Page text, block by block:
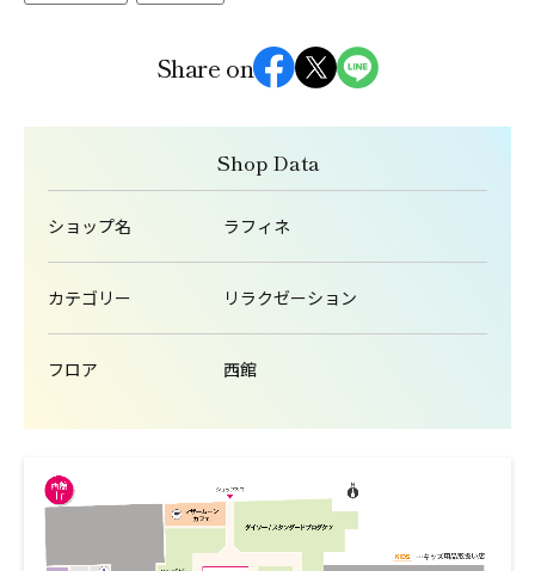
Share on
Shop Data
ショップ名 ラフィネ
カテゴリー リラクゼーション
フロア 西館